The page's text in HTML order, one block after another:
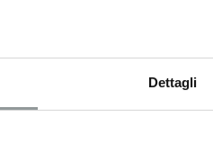
Dettagli